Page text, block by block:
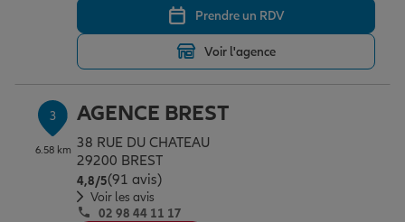
Garantie des accidents de la vie
Assurance scolaire
Protection juridique
Prendre un RDV
Voir l'agence
3
6.58 km
AGENCE BREST
38 RUE DU CHATEAU
29200 BREST
4,8/5Note de 4.8 sur 5
(91 avis)
Voir les avis
02 98 44 11 17